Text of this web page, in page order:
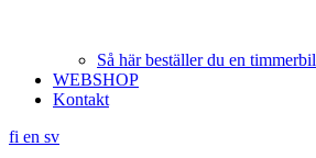
Så här beställer du en timmerbil
WEBSHOP
Kontakt
fi en sv